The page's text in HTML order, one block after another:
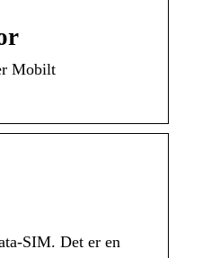
Mobilt
SIM. Det er en